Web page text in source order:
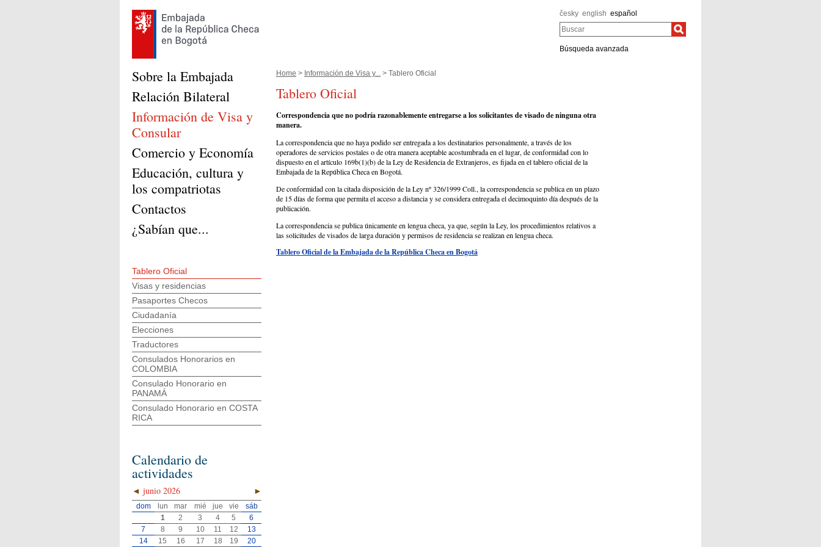
česky english español
Buscar
Búsqueda avanzada
Home > Información de Visa y... > Tablero Oficial
Tablero Oficial
Correspondencia que no podría razonablemente entregarse a los solicitantes de visado de ninguna otra
manera.
La correspondencia que no haya podido ser entregada a los destinatarios personalmente, a través de los
operadores de servicios postales o de otra manera aceptable acostumbrada en el lugar, de conformidad con lo
dispuesto en el artículo 169b(1)(b) de la Ley de Residencia de Extranjeros, es fijada en el tablero oficial de la
Embajada de la República Checa en Bogotá.
De conformidad con la citada disposición de la Ley nº 326/1999 Coll., la correspondencia se publica en un plazo
de 15 días de forma que permita el acceso a distancia y se considera entregada el decimoquinto día después de la
publicación.
La correspondencia se publica únicamente en lengua checa, ya que, según la Ley, los procedimientos relativos a
las solicitudes de visados de larga duración y permisos de residencia se realizan en lengua checa.
Tablero Oficial de la Embajada de la República Checa en Bogotá
Sobre la Embajada
Relación Bilateral
Información de Visa y
Consular
Comercio y Economía
Educación, cultura y
los compatriotas
Contactos
¿Sabían que...
Tablero Oficial
Visas y residencias
Pasaportes Checos
Ciudadanía
Elecciones
Traductores
Consulados Honorarios en
COLOMBIA
Consulado Honorario en
PANAMÁ
Consulado Honorario en COSTA
RICA
Calendario de
actividades
◄ ►
junio 2026
dom lun mar mié jue vie
sáb
1
2 3 4 5
6
7
8 9 10 11 12
13
14
15 16 17 18 19 20